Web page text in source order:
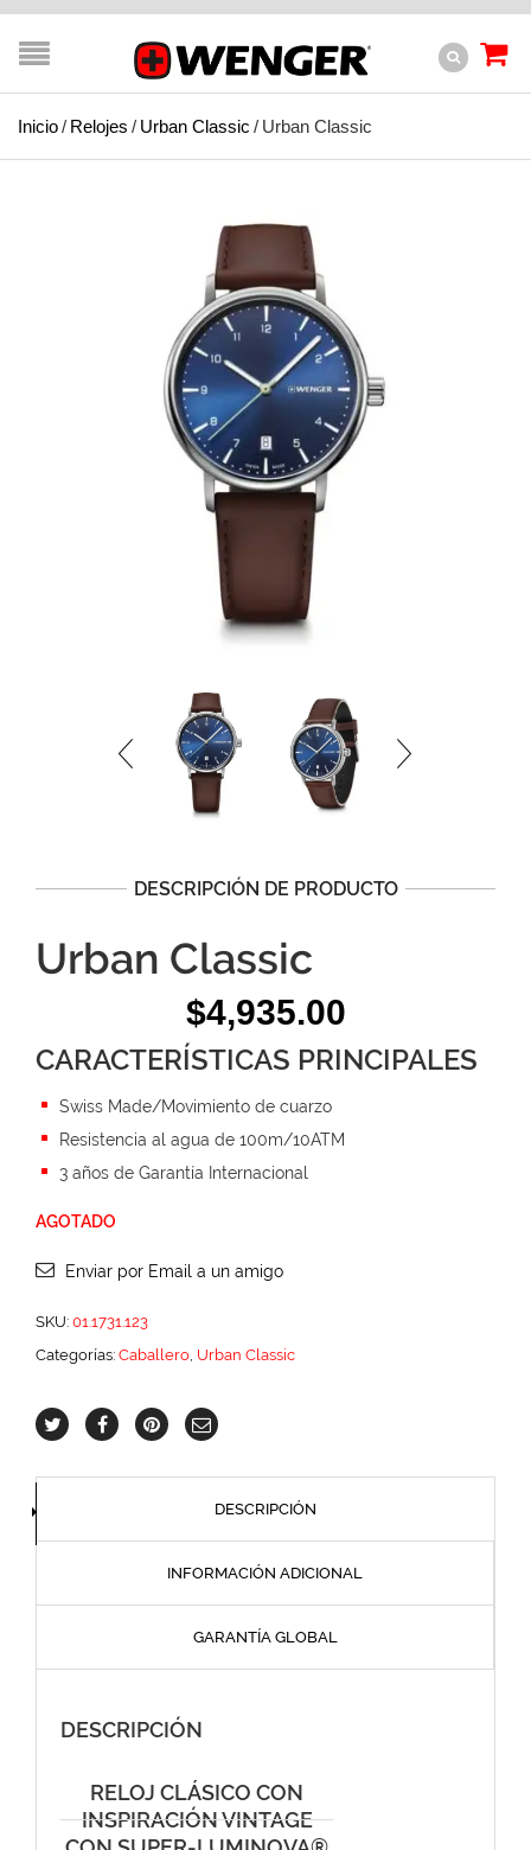
Inicio/ Relojes / Urban Classic / Urban Classic
DESCRIPCIÓN DE PRODUCTO
Urban Classic
$4,935.00
CARACTERÍSTICAS PRINCIPALES
Swiss Made/Movimiento de cuarzo
Resistencia al agua de 100m/10ATM
3 años de Garantía Internacional
AGOTADO
Enviar por Email a un amigo
SKU: 01.1731.123
Categorías: Caballero Urban Classic
DESCRIPCIÓN
INFORMACIÓN ADICIONAL
GARANTÍA GLOBAL
DESCRIPCIÓN
RELOJ CLÁSICO CON
INSPIRACIÓN VINTAGE